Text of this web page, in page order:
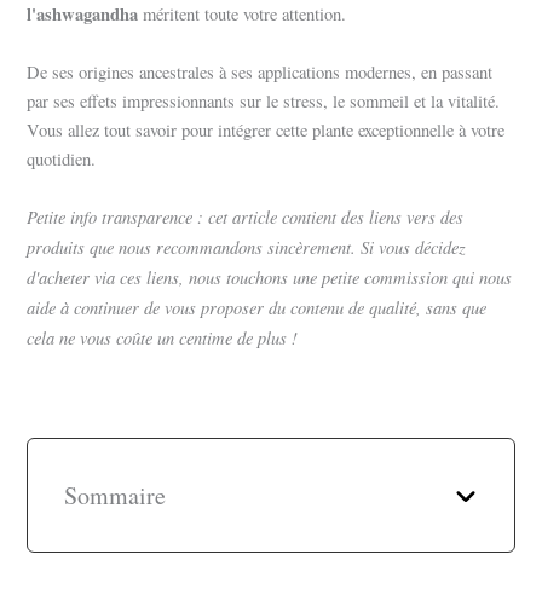
l'ashwagandha méritent toute votre attention.
De ses origines ancestrales à ses applications modernes, en passant
par ses effets impressionnants sur le stress, le sommeil et la vitalité.
Vous allez tout savoir pour intégrer cette plante exceptionnelle à votre
quotidien.
Petite info transparence : cet article contient des liens vers des
produits que nous recommandons sincèrement. Si vous décidez
d'acheter via ces liens, nous touchons une petite commission qui nous
aide à continuer de vous proposer du contenu de qualité, sans que
cela ne vous coûte un centime de plus !
Sommaire